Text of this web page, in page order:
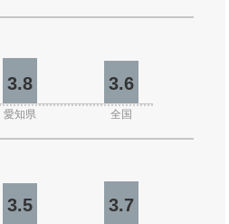
3.8 3.6
愛知県 全国
3.5 3.7